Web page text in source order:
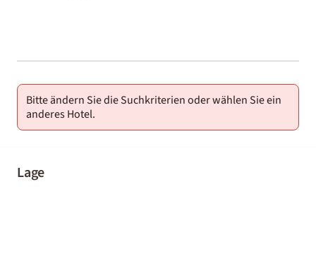
01-02
Bitte ändern Sie die Suchkriterien oder wählen Sie ein
anderes Hotel.
Lage